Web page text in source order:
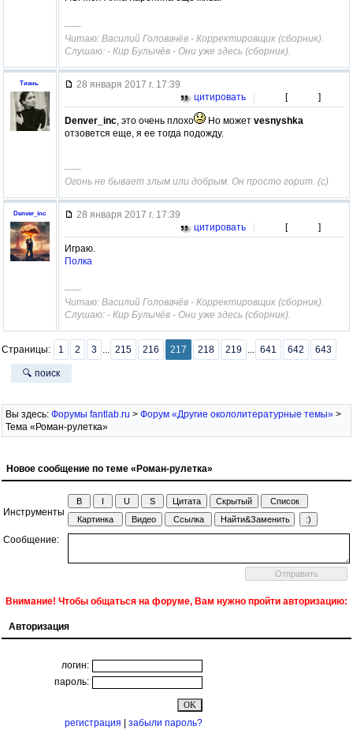
–––
Читаю: Василий Головачёв - Корректировщик (сборник).
Слушаю: - Кир Булычёв - Они уже здесь (сборник).
Тиань
28 января 2017 г. 17:39
цитировать
| [ ]
Denver_inc, это очень плохо Но может vesnyshka
отзовется еще, я ее тогда подожду.
–––
Огонь не бывает злым или добрым. Он просто горит. (с)
Denver_inc
28 января 2017 г. 17:39
цитировать
| [
]
Играю.
Полка
–––
Читаю: Василий Головачёв - Корректировщик (сборник).
Слушаю: - Кир Булычёв - Они уже здесь (сборник).
Страницы: 1 2 3 ... 215 216 217 218 219 ... 641 642 643
🔍 поиск
Вы здесь: Форумы fantlab.ru > Форум «Другие окололитературные темы» >
Тема «Роман-рулетка»
Новое сообщение по теме «Роман-рулетка»
Инструменты
Сообщение:
Внимание! Чтобы общаться на форуме, Вам нужно пройти авторизацию:
Авторизация
логин:
пароль:
регистрация | забыли пароль?